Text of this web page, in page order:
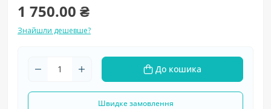
1 750.00 ₴
Знайшли дешевше?
До кошика
Швидке замовлення